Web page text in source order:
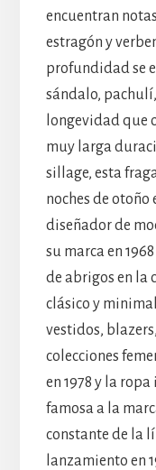
encuentran
estragón y
profundidad se
sándalo,
longevidad que
muy larga
sillage, esta
noches de otoño
diseñador de
su marca en
de abrigos en la
clásico y
vestidos,
colecciones
en 1978 y la
famosa a la
constante de la
lanzamiento en